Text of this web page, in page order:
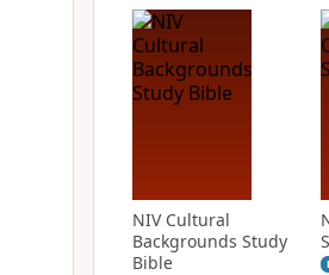
NIV Cultural
Backgrounds Study
Bible